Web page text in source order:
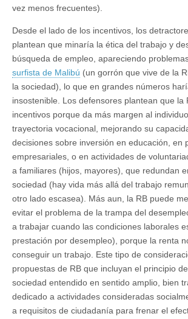
vez menos frecuentes).
Desde el lado de los incentivos, los
plantean que minaría la ética del trabajo y
búsqueda de empleo, apareciendo
surfista de Malibú (un gorrón que vive de la
la sociedad), lo que en grandes números
insostenible. Los defensores plantean que la
incentivos porque da más margen al
trayectoria vocacional, mejorando su
decisiones sobre inversión en educación, en
empresariales, o en actividades de
a familiares (hijos, mayores), que redundan
sociedad (hay vida más allá del trabajo
otro lado escasea). Más aun, la RB puede
evitar el problema de la trampa del
a trabajar cuando las condiciones laborales
prestación por desempleo), porque la renta
conseguir un trabajo. Este tipo de
propuestas de RB que incluyan el principio
sociedad entendido en sentido amplio, bien
dedicado a actividades consideradas
a requisitos de ciudadanía para frenar el